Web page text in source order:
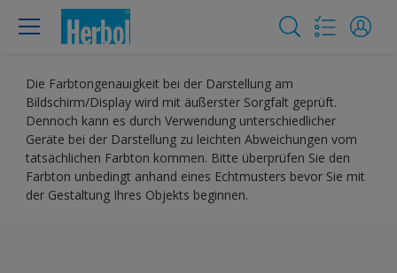
Die Farbtongenauigkeit bei der Darstellung am
Bildschirm/Display wird mit äußerster Sorgfalt geprüft.
Dennoch kann es durch Verwendung unterschiedlicher
Geräte bei der Darstellung zu leichten Abweichungen vom
tatsächlichen Farbton kommen. Bitte überprüfen Sie den
Farbton unbedingt anhand eines Echtmusters bevor Sie mit
der Gestaltung Ihres Objekts beginnen.